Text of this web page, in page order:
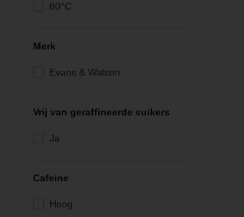
80°C
Merk
Evans & Watson
Vrij van geraffineerde suikers
Ja
Cafeine
Hoog